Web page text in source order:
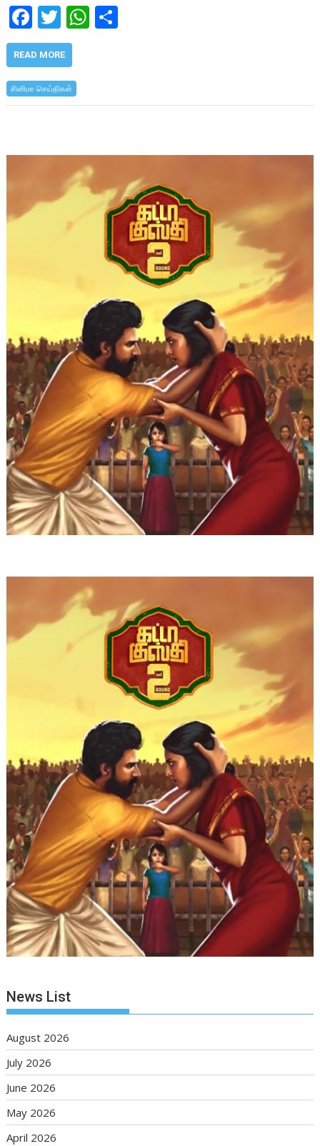
F
ac
e
b
o
k
T
w
itt
er
W
h
A
p
READ MORE
சினிமா செய்திகள்
News List
August 2026
July 2026
June 2026
May 2026
April 2026